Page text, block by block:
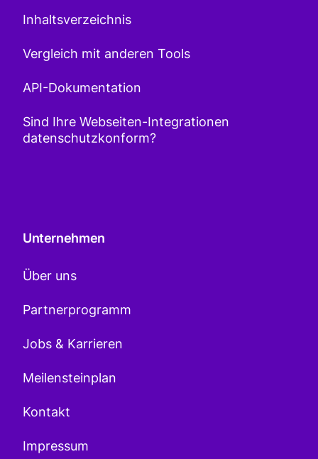
Inhaltsverzeichnis
Vergleich mit anderen Tools
API-Dokumentation
Sind Ihre Webseiten-Integrationen
datenschutzkonform?
Unternehmen
Über uns
Partnerprogramm
Jobs & Karrieren
Meilensteinplan
Kontakt
Impressum